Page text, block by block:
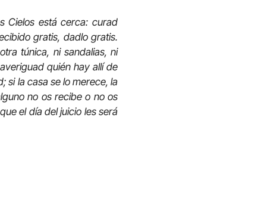
Cielos está cerca: curad
gratis, dadlo gratis.
túnica, ni sandalias, ni
quién hay allí de
si la casa se lo merece, la
no os recibe o no os
el día del juicio les será